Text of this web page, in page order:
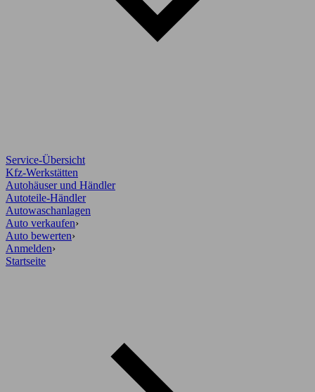
Service-Übersicht
Kfz-Werkstätten
Autohäuser und Händler
Autoteile-Händler
Autowaschanlagen
Auto verkaufen›
Auto bewerten›
Anmelden›
Startseite